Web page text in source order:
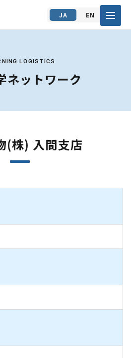
JA EN
LOGISTICS
ネットワーク
(株) 入間支店